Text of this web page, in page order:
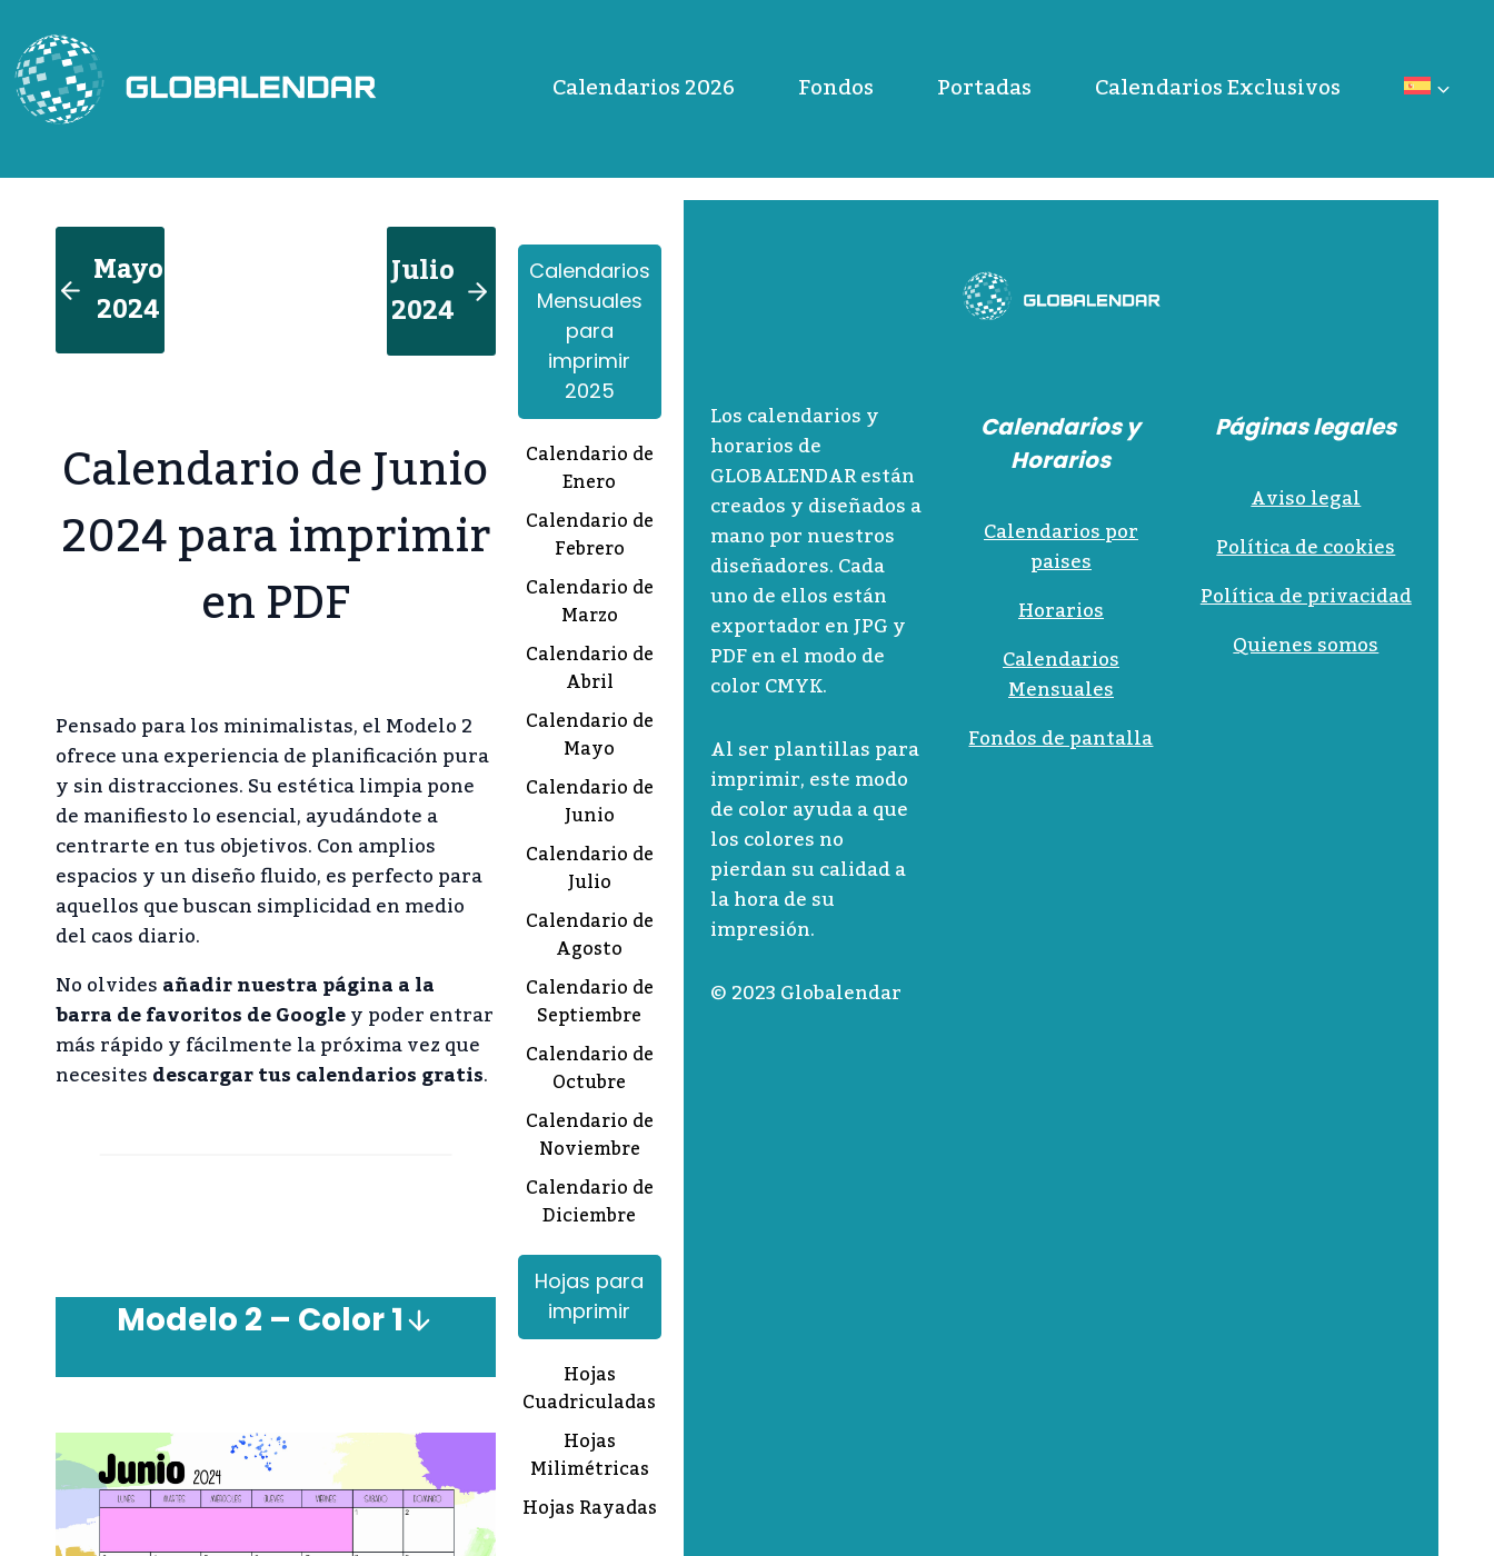
contenido Calendarios 2026 Fondos Portadas Calendarios Exclusivos
Mayo
2024
Julio
2024
Calendario de Junio
2024 para imprimir
en PDF
Pensado para los minimalistas, el Modelo 2
ofrece una experiencia de planificación pura
y sin distracciones. Su estética limpia pone
de manifiesto lo esencial, ayudándote a
centrarte en tus objetivos. Con amplios
espacios y un diseño fluido, es perfecto para
aquellos que buscan simplicidad en medio
del caos diario.
No olvidesañadir nuestra página a la
barra de favoritos de Googley poder entrar
más rápido y fácilmente la próxima vez que
necesitesdescargar tus calendarios gratis.
Modelo 2 – Color 1
Calendarios
Mensuales
para
imprimir
2025
Calendario de
Enero
Calendario de
Febrero
Calendario de
Marzo
Calendario de
Abril
Calendario de
Mayo
Calendario de
Junio
Calendario de
Julio
Calendario de
Agosto
Calendario de
Septiembre
Calendario de
Octubre
Calendario de
Noviembre
Calendario de
Diciembre
Hojas para
imprimir
Hojas
Cuadriculadas
Hojas
Milimétricas
Hojas Rayadas
Los calendarios y
horarios de
GLOBALENDAR están
creados y diseñados a
mano por nuestros
diseñadores. Cada
uno de ellos están
exportador en JPG y
PDF en el modo de
color CMYK.
Al ser plantillas para
imprimir, este modo
de color ayuda a que
los colores no
pierdan su calidad a
la hora de su
impresión.
© 2023 Globalendar
Calendarios y
Horarios
Calendarios por
paises
Horarios
Calendarios
Mensuales
Fondos de pantalla
Páginas legales
Aviso legal
Política de cookies
Política de privacidad
Quienes somos